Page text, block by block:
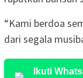
“Kami berdoa
dari segala
Ikuti